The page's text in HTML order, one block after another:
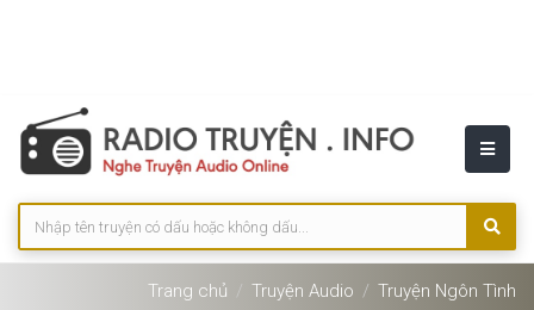
Trang chủ Truyện Audio Truyện Ngôn Tình